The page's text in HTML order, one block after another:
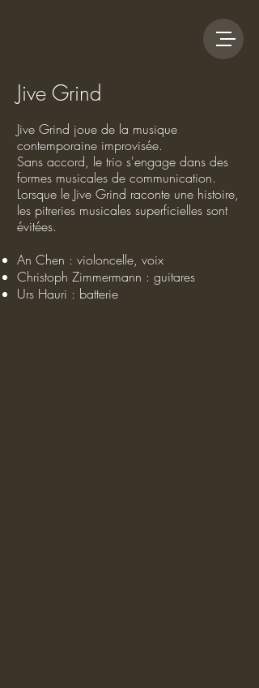
Jive Grind
Jive Grind joue de la musique
contemporaine improvisée.
Sans accord, le trio s'engage dans des
formes musicales de communication.
Lorsque le Jive Grind raconte une histoire,
les pitreries musicales superficielles sont
évitées.
An Chen : violoncelle, voix
Christoph Zimmermann : guitares
Urs Hauri : batterie